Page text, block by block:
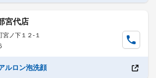
宮代店
宮ノ下１２-１
ルロン泡洗顔